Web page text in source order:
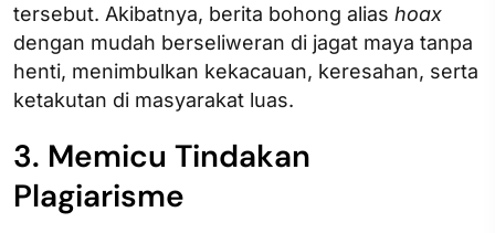
tersebut. Akibatnya, berita bohong alias hoax
dengan mudah berseliweran di jagat maya tanpa
henti, menimbulkan kekacauan, keresahan, serta
ketakutan di masyarakat luas.
3. Memicu Tindakan
Plagiarisme